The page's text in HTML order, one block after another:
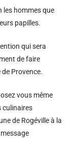
les hommes que
papilles.
qui sera
de faire
Provence.
vous même
culinaires
de Rogéville à la